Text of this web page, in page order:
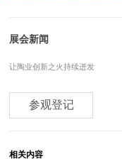
展会新闻
让陶业创新之火持续迸发
参观登记
相关内容